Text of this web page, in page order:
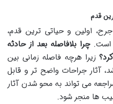
قدم
اولین و حیاتی ترین قدم،
است.چرا بلافاصله بعد از حادثه
زیرا هرچه فاصله زمانی بین
آثار جراحات واضح تر و قابل
می تواند به محو شدن آثار
ها منجر شود.